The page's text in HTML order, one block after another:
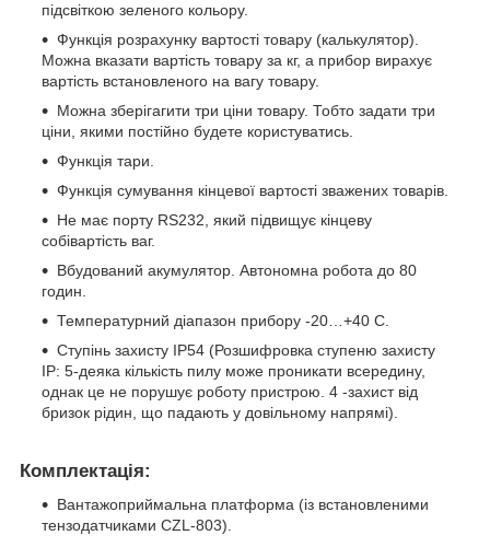
підсвіткою зеленого кольору.
Функція розрахунку вартості товару (калькулятор).
Можна вказати вартість товару за кг, а прибор вирахує
вартість встановленого на вагу товару.
Можна зберігагити три ціни товару. Тобто задати три
ціни, якими постійно будете користуватись.
Функція тари.
Функція сумування кінцевої вартості зважених товарів.
Не має порту RS232, який підвищує кінцеву
собівартість ваг.
Вбудований акумулятор. Автономна робота до 80
годин.
Температурний діапазон прибору -20…+40 С.
Ступінь захисту IP54 (Розшифровка ступеню захисту
IP: 5-деяка кількість пилу може проникати всередину,
однак це не порушує роботу пристрою. 4 -захист від
бризок рідин, що падають у довільному напрямі).
Комплектація:
Вантажоприймальна платформа (із встановленими
тензодатчиками CZL-803).